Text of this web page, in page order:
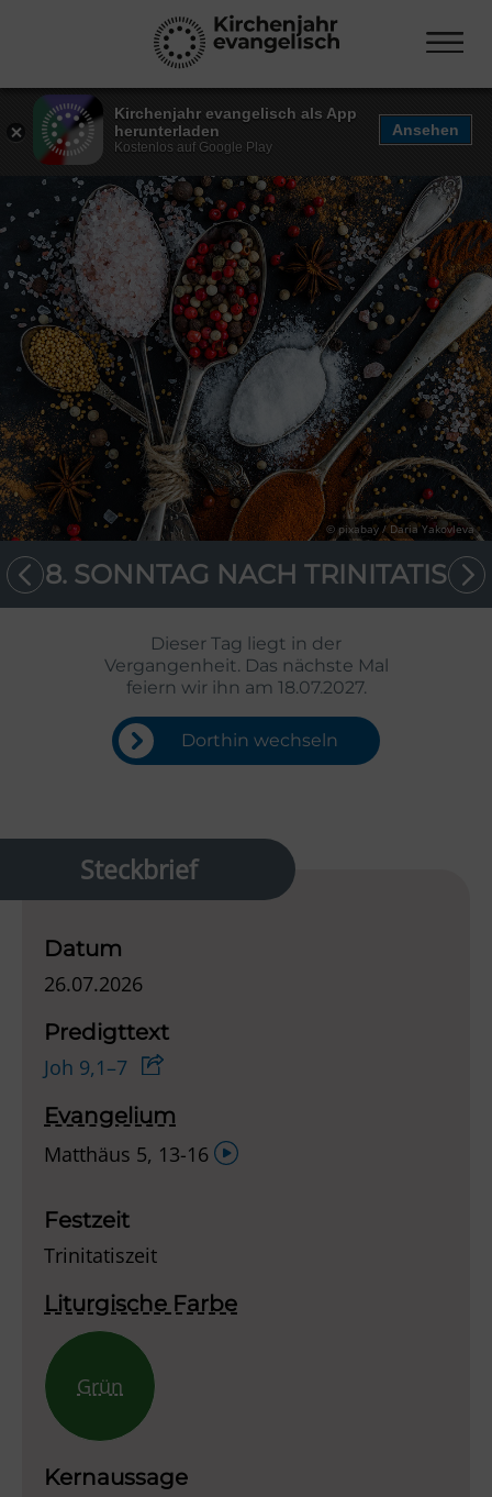
Kirchenjahr evangelisch als App
herunterladen
Kostenlos auf Google Play
Ansehen
© pixabay / Daria Yakovleva
8. SONNTAG NACH TRINITATIS
Dieser Tag liegt in der
Vergangenheit. Das nächste Mal
feiern wir ihn am 18.07.2027.
Dorthin wechseln
Steckbrief
Datum
26.07.2026
Predigttext
Joh 9,1–7
Evangelium
Matthäus 5, 13-16 Audio-
Festzeit
Trinitatiszeit
Liturgische Farbe
Grün
Kernaussage